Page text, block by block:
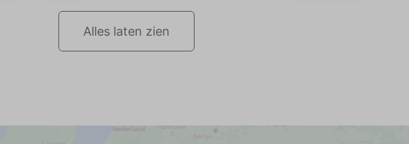
Alles laten zien